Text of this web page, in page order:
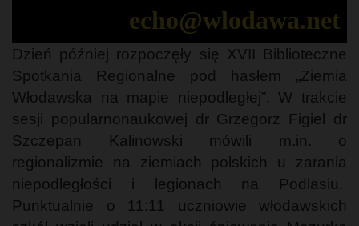
echo@wlodawa.net
Dzień później rozpoczęły się XVII Biblioteczne
Spotkania Regionalne pod hasłem „Ziemia
Włodawska na mapie niepodległej”. W trakcie
sesji popularnonaukowej dr Grzegorz Figiel dr
Szczepan Kalinowski mówili m.in. o
regionalizmie na ziemiach polskich u zarania
niepodległości i legionach na Podlasiu.
Punktualnie o 11:11 uczniowie włodawskich